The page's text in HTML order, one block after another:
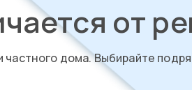
от
дома. Выбирайте